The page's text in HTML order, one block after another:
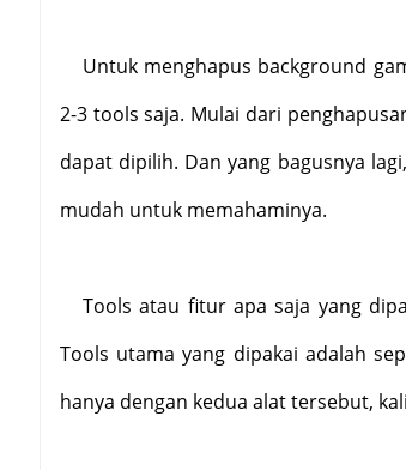
Untuk menghapus background
2-3 tools saja. Mulai dari
dapat dipilih. Dan yang bagusnya
mudah untuk memahaminya.
Tools atau fitur apa saja yang
Tools utama yang dipakai adalah
hanya dengan kedua alat tersebut,